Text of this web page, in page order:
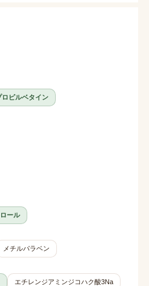
ロピルベタイン
ール
メチルパラベン
エチレンジアミンジコハク酸3Na